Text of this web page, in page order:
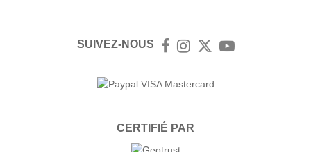
SUIVEZ-NOUS FacebookInstagram
TwitterYouTube
CERTIFIÉ PAR